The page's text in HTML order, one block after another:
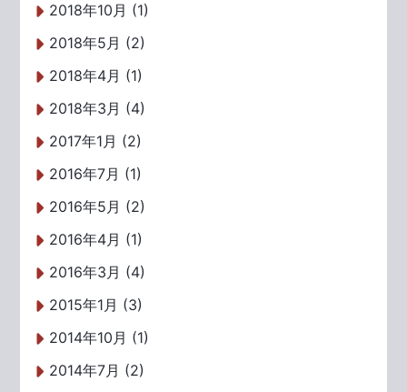
2018年10月 (1)
2018年5月 (2)
2018年4月 (1)
2018年3月 (4)
2017年1月 (2)
2016年7月 (1)
2016年5月 (2)
2016年4月 (1)
2016年3月 (4)
2015年1月 (3)
2014年10月 (1)
2014年7月 (2)